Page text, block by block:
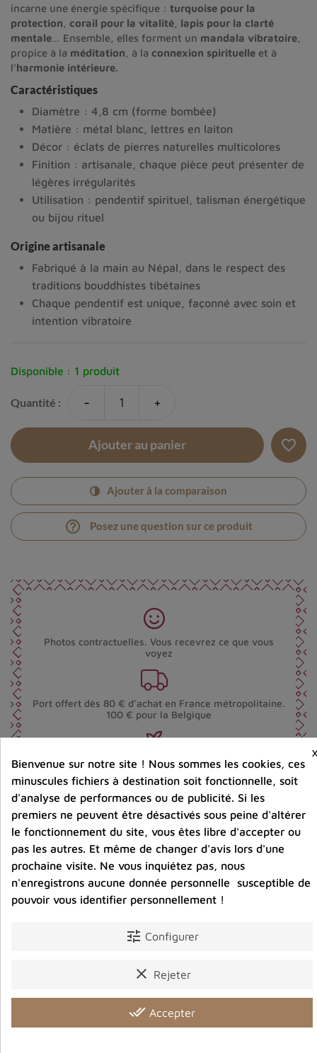
incarne une énergie spécifique : turquoise pour la
protection corail pour la vitalité lapis pour la clarté
mentale… Ensemble, elles forment un mandala vibratoire
propice à la méditation , à la connexion spirituelle et à
l’harmonie intérieure.
Caractéristiques
Diamètre : 4,8 cm (forme bombée)
Matière : métal blanc, lettres en laiton
Décor : éclats de pierres naturelles multicolores
Finition : artisanale, chaque pièce peut présenter de
légères irrégularités
Utilisation : pendentif spirituel, talisman énergétique
ou bijou rituel
Origine artisanale
Fabriqué à la main au Népal, dans le respect des
traditions bouddhistes tibétaines
Chaque pendentif est unique, façonné avec soin et
intention vibratoire
Disponible : 1 produit
Quantité : - +
Ajouter au panier favorite_border
Ajouter à la comparaison
help_outline Posez une question sur ce produit
Photos contractuelles. Vous recevrez ce que vous
voyez
Port offert dès 80 € d’achat en France métropolitaine.
100 € pour la Belgique
Entreprise éco-responsable.
Bijoux argent fabriqués sans émission de gaz
carbonique
Partager :
Détails du produit Avis clients
Vous aimerez aussi
Bienvenue sur notre site ! Nous sommes les cookies, ces
minuscules fichiers à destination soit fonctionnelle, soit
d'analyse de performances ou de publicité. Si les
premiers ne peuvent être désactivés sous peine d'altérer
le fonctionnement du site, vous êtes libre d'accepter ou
pas les autres. Et même de changer d'avis lors d'une
prochaine visite. Ne vous inquiétez pas, nous
n'enregistrons aucune donnée personnelle susceptible de
pouvoir vous identifier personnellement !
tune Configurer
clear Rejeter
done_all Accepter